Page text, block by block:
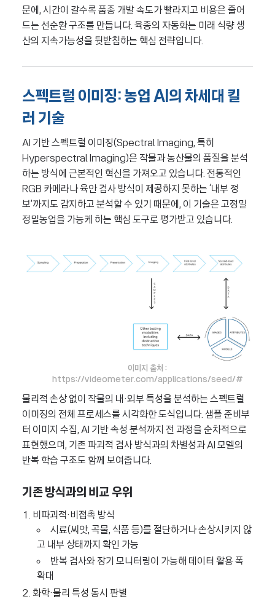
문에, 시간이 갈수록 품종 개발 속도가 빨라지고 비용은 줄어
드는 선순환 구조를 만듭니다. 육종의 자동화는 미래 식량 생
산의 지속가능성을 뒷받침하는 핵심 전략입니다.
스펙트럴 이미징: 농업 AI의 차세대 킬
러 기술
AI 기반 스펙트럴 이미징(Spectral Imaging, 특히
Hyperspectral Imaging)은 작물과 농산물의 품질을 분석
하는 방식에 근본적인 혁신을 가져오고 있습니다. 전통적인
RGB 카메라나 육안 검사 방식이 제공하지 못하는 ‘내부 정
보’까지도 감지하고 분석할 수 있기 때문에, 이 기술은 고정밀
정밀농업을 가능케 하는 핵심 도구로 평가받고 있습니다.
이미지 출처 :
https://videometer.com/applications/seed/#
물리적 손상 없이 작물의 내·외부 특성을 분석하는 스펙트럴
이미징의 전체 프로세스를 시각화한 도식입니다. 샘플 준비부
터 이미지 수집, AI 기반 속성 분석까지 전 과정을 순차적으로
표현했으며, 기존 파괴적 검사 방식과의 차별성과 AI 모델의
반복 학습 구조도 함께 보여줍니다.
기존 방식과의 비교 우위
1. 비파괴적·비접촉 방식
시료(씨앗, 곡물, 식품 등)를 절단하거나 손상시키지 않
고 내부 상태까지 확인 가능
반복 검사와 장기 모니터링이 가능해 데이터 활용 폭
확대
2. 화학·물리 특성 동시 판별